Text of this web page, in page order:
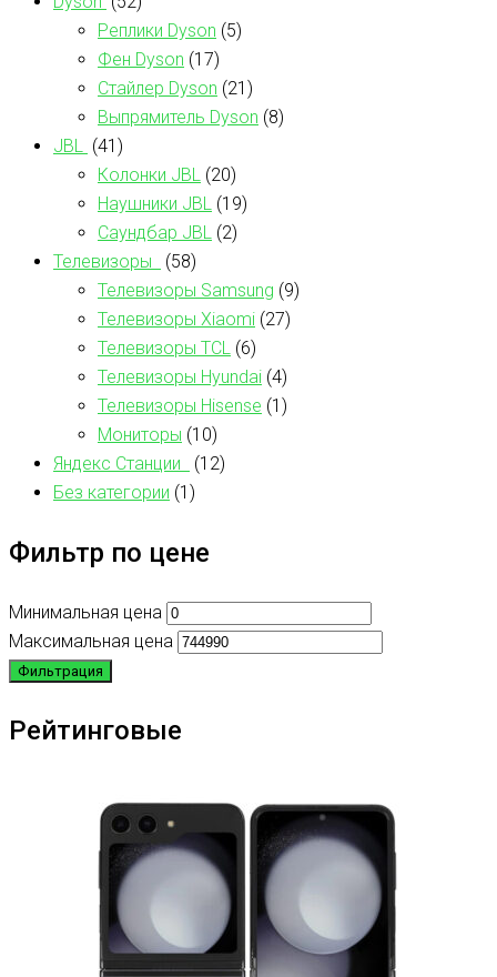
Реплики Dyson (5)
Фен Dyson (17)
Стайлер Dyson (21)
Выпрямитель Dyson (8)
JBL (41)
Колонки JBL (20)
Наушники JBL (19)
Саундбар JBL (2)
Телевизоры
(58)
Телевизоры Samsung (9)
Телевизоры Xiaomi (27)
Телевизоры TCL (6)
Телевизоры Hyundai (4)
Телевизоры Hisense (1)
Мониторы (10)
Яндекс Станции
(12)
Без категории (1)
Фильтр по цене
Минимальная цена
Максимальная цена
Фильтрация
Рейтинговые